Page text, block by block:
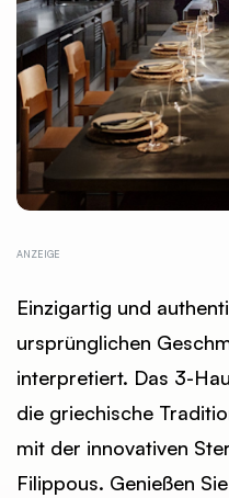
Einzigartig und
ursprünglichen
interpretiert. Das 3-
die griechische
mit der innovativen
Filippous. Genießen